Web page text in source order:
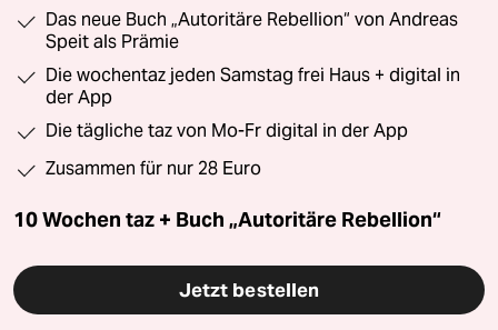
Das neue Buch „Autoritäre Rebellion“ von Andreas
Speit als Prämie
Die wochentaz jeden Samstag frei Haus + digital in
der App
Die tägliche taz von Mo-Fr digital in der App
Zusammen für nur 28 Euro
10 Wochen taz + Buch „Autoritäre Rebellion“
Jetzt bestellen